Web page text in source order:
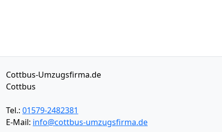
Cottbus-Umzugsfirma.de
Cottbus
Tel.: 01579-2482381
E-Mail: info@cottbus-umzugsfirma.de